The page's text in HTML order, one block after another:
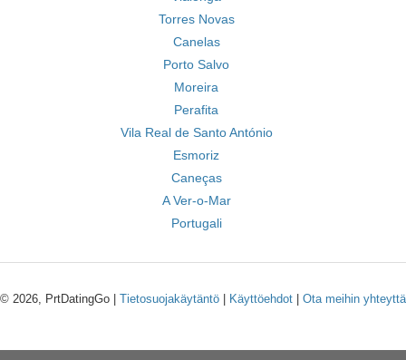
Torres Novas
Canelas
Porto Salvo
Moreira
Perafita
Vila Real de Santo António
Esmoriz
Caneças
A Ver-o-Mar
Portugali
© 2026, PrtDatingGo | Tietosuojakäytäntö Käyttöehdot Ota meihin yhteyttä